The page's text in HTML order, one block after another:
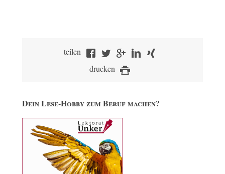
teilen
drucken
Dein Lese-Hobby zum Beruf machen?